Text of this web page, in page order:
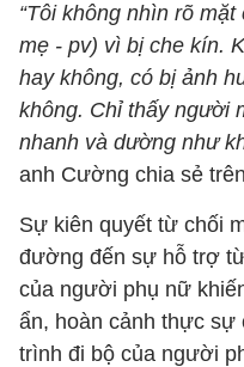
“Tôi không nhìn rõ
mẹ - pv) vì bị che kín.
hay không, có bị ảnh
không. Chỉ thấy người
nhanh và dường như
anh Cường chia sẻ
Sự kiên quyết từ chối
đường đến sự hỗ trợ
của người phụ nữ
ẩn, hoàn cảnh thực sự
trình đi bộ của người